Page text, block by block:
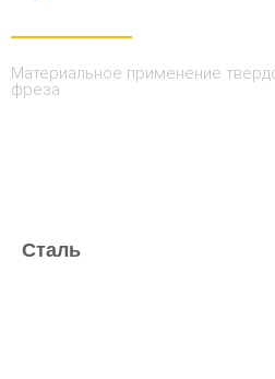
Материальное применение
фреза
Сталь